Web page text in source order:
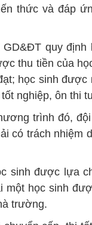
thức và đáp
quy định
thu tiền của
học sinh
nghiệp, ôn thi
trình đó,
có trách nhiệm
sinh được lựa
một học sinh
trường.